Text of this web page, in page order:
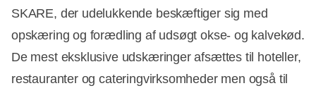
SKARE, der udelukkende beskæftiger sig med
opskæring og forædling af udsøgt okse- og kalvekød.
De mest eksklusive udskæringer afsættes til hoteller,
restauranter og cateringvirksomheder men også til